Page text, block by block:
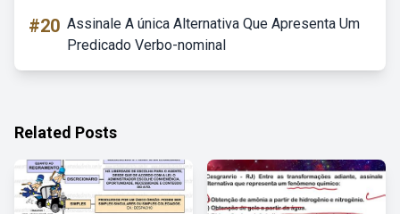
#20 Assinale A única Alternativa Que Apresenta Um
Predicado Verbo-nominal
Related Posts